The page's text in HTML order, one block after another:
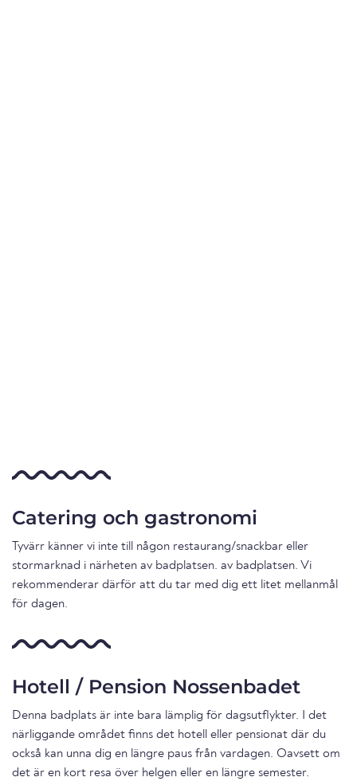
Catering och gastronomi
Tyvärr känner vi inte till någon restaurang/snackbar eller
stormarknad i närheten av badplatsen. av badplatsen. Vi
rekommenderar därför att du tar med dig ett litet mellanmål
för dagen.
Hotell / Pension Nossenbadet
Denna badplats är inte bara lämplig för dagsutflykter. I det
närliggande området finns det hotell eller pensionat där du
också kan unna dig en längre paus från vardagen. Oavsett om
det är en kort resa över helgen eller en längre semester.